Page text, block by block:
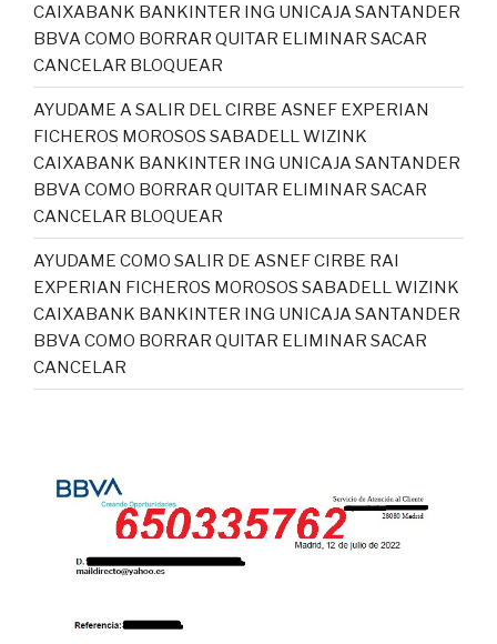
CAIXABANK BANKINTER ING UNICAJA SANTANDER
BBVA COMO BORRAR QUITAR ELIMINAR SACAR
CANCELAR BLOQUEAR
AYUDAME A SALIR DEL CIRBE ASNEF EXPERIAN
FICHEROS MOROSOS SABADELL WIZINK
CAIXABANK BANKINTER ING UNICAJA SANTANDER
BBVA COMO BORRAR QUITAR ELIMINAR SACAR
CANCELAR BLOQUEAR
AYUDAME COMO SALIR DE ASNEF CIRBE RAI
EXPERIAN FICHEROS MOROSOS SABADELL WIZINK
CAIXABANK BANKINTER ING UNICAJA SANTANDER
BBVA COMO BORRAR QUITAR ELIMINAR SACAR
CANCELAR